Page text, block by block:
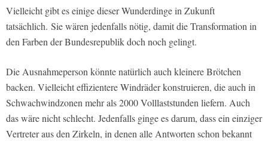
Vielleicht gibt es einige dieser Wunderdinge in Zukunft
tatsächlich. Sie wären jedenfalls nötig, damit die Transformation in
den Farben der Bundesrepublik doch noch gelingt.
Die Ausnahmeperson könnte natürlich auch kleinere Brötchen
backen. Vielleicht effizientere Windräder konstruieren, die auch in
Schwachwindzonen mehr als 2000 Volllaststunden liefern. Auch
das wäre nicht schlecht. Jedenfalls ginge es darum, dass ein einziger
Vertreter aus den Zirkeln, in denen alle Antworten schon bekannt